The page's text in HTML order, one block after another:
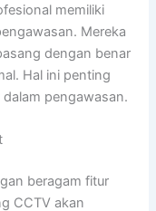
memiliki
Mereka
dengan benar
Hal ini penting
pengawasan.
beragam fitur
CCTV akan